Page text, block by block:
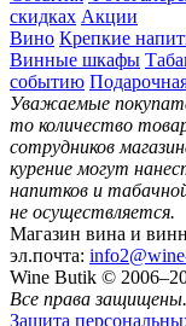
скидках Акции
Вино Крепкие
Винные шкафы
событию
Уважаемые
то количество
сотрудников
курение могут
напитков и
не осуществляется.
Магазин вина и
эл.почта:
Wine Butik ©
Все права
Защита